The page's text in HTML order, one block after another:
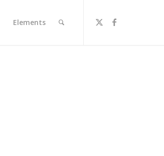
Elements